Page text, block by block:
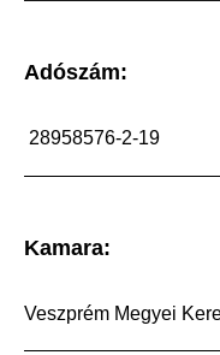
Adószám:
28958576-2-19
Kamara:
Veszprém Megyei